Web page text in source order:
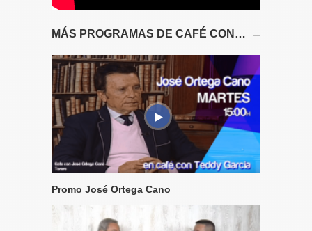
MÁS PROGRAMAS DE CAFÉ CON…
Promo José Ortega Cano